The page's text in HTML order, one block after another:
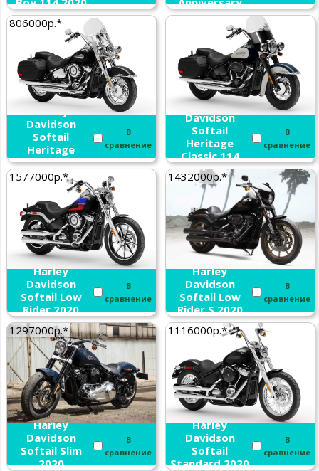
2020
806000р.*
Harley
Davidson
Softail
Heritage
Classic 2020
В
сравнение
Harley
Davidson
Softail
Heritage
Classic 114
2020
В
сравнение
1577000р.*
Harley
Davidson
Softail Low
Rider 2020
В
сравнение
1432000р.*
Harley
Davidson
Softail Low
Rider S 2020
В
сравнение
1297000р.*
Harley
Davidson
Softail Slim
2020
В
сравнение
1116000р.*
Harley
Davidson
Softail
Standard 2020
В
сравнение